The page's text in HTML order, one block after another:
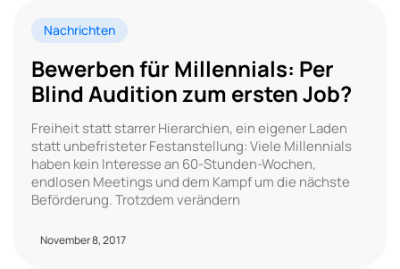
Nachrichten
Bewerben für Millennials: Per
Blind Audition zum ersten Job?
Freiheit statt starrer Hierarchien, ein eigener Laden
statt unbefristeter Festanstellung: Viele Millennials
haben kein Interesse an 60-Stunden-Wochen,
endlosen Meetings und dem Kampf um die nächste
Beförderung. Trotzdem verändern
November 8, 2017